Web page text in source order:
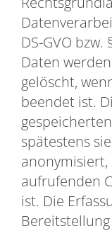
DS-GVO bzw.
Daten
gelöscht,
beendet ist.
spätestens
aufrufenden
ist. Die